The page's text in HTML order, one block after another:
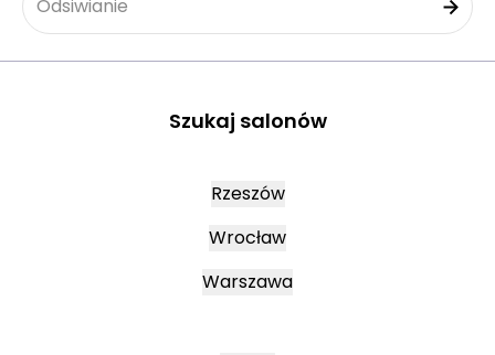
Odsiwianie
Szukaj salonów
Rzeszów
Wrocław
Warszawa